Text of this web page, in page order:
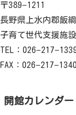
〒389−1211
長野県上水内郡飯
子育て世代支援施
TEL：
FAX：026−217−1340
開館カレンダー